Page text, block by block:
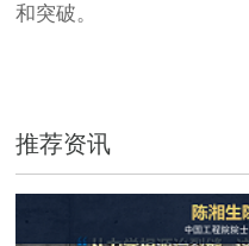
和突破。
推荐资讯